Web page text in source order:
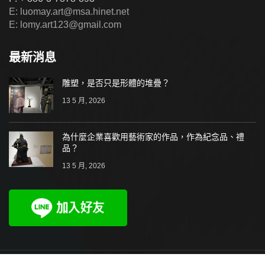
E: luomay.art@msa.hinet.net
E: lomy.art123@gmail.com
最新消息
雕塑，是否只是形體的堆疊？
13 5 月, 2026
為什麼企業喜歡用藝術家的作品，作為紀念品、禮
品？
13 5 月, 2026